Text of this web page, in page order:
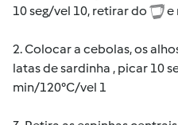
10 seg/vel 10, retirar do
e
2. Colocar a cebolas, os
latas de sardinha , picar 10
min/120°C/vel 1